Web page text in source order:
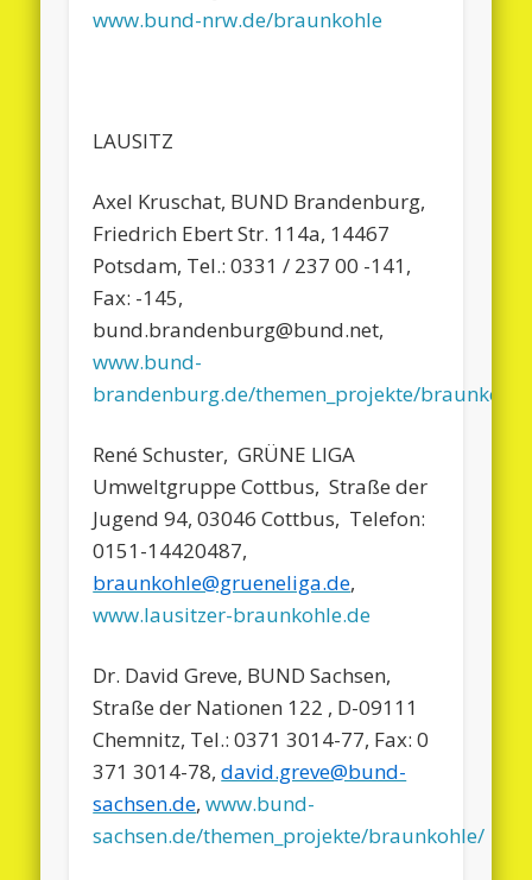
www.bund-nrw.de/braunkohle
LAUSITZ
Axel Kruschat, BUND Brandenburg,
Friedrich Ebert Str. 114a, 14467
Potsdam, Tel.: 0331 / 237 00 -141,
Fax: -145,
bund.brandenburg@bund.net,
www.bund-
brandenburg.de/themen_projekte/
René Schuster, GRÜNE LIGA
Umweltgruppe Cottbus, Straße der
Jugend 94, 03046 Cottbus, Telefon:
0151-14420487,
braunkohle@grueneliga.de,
www.lausitzer-braunkohle.de
Dr. David Greve, BUND Sachsen,
Straße der Nationen 122 , D-09111
Chemnitz, Tel.: 0371 3014-77, Fax: 0
371 3014-78,david.greve@bund-
sachsen.de,www.bund-
sachsen.de/themen_projekte/braunkohle/